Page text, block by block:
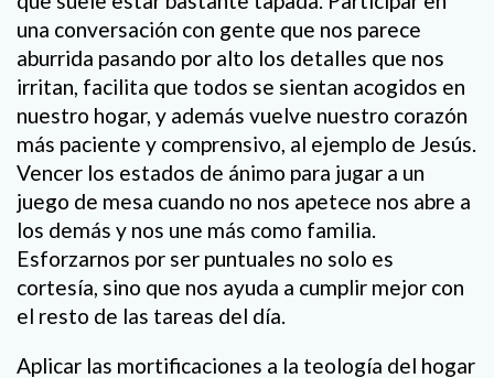
una conversación con gente que nos parece
aburrida pasando por alto los detalles que nos
irritan, facilita que todos se sientan acogidos en
nuestro hogar, y además vuelve nuestro corazón
más paciente y comprensivo, al ejemplo de Jesús.
Vencer los estados de ánimo para jugar a un
juego de mesa cuando no nos apetece nos abre a
los demás y nos une más como familia.
Esforzarnos por ser puntuales no solo es
cortesía, sino que nos ayuda a cumplir mejor con
el resto de las tareas del día.
Aplicar las mortificaciones a la teología del hogar